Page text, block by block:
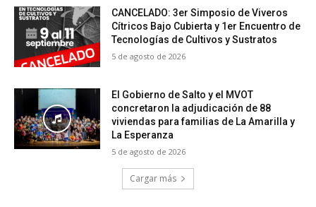
CANCELADO: 3er Simposio de Viveros
Cítricos Bajo Cubierta y 1er Encuentro de
Tecnologías de Cultivos y Sustratos
5 de agosto de 2026
El Gobierno de Salto y el MVOT
concretaron la adjudicación de 88
viviendas para familias de La Amarilla y
La Esperanza
5 de agosto de 2026
Cargar más